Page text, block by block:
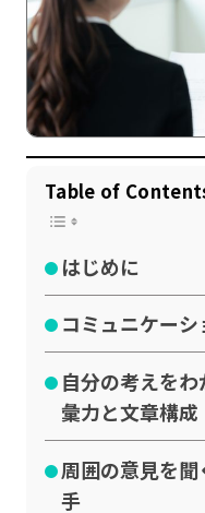
インタツアー活用法
LINE登録
公式
Table of
はじめに
コミュニケーシ
自分の考えを
彙力と文章構成
周囲の意見を
手